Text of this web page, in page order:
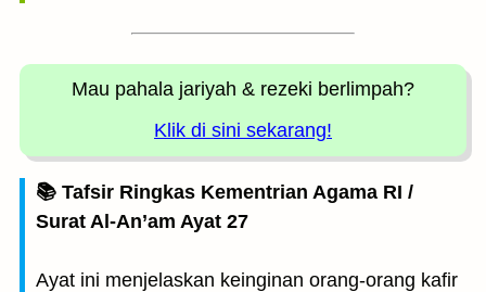
Mau pahala jariyah & rezeki berlimpah?
Klik di sini sekarang!
📚 Tafsir Ringkas Kementrian Agama RI /
Surat Al-An’am Ayat 27
Ayat ini menjelaskan keinginan orang-orang kafir